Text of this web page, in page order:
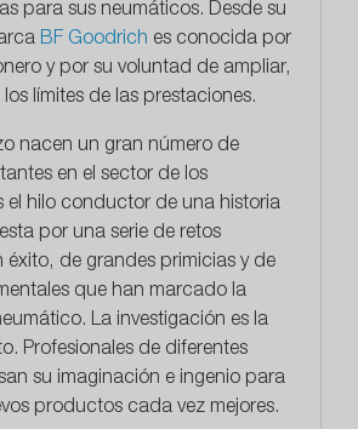
para sus neumáticos. Desde su
BF Goodrich es conocida por
y por su voluntad de ampliar,
límites de las prestaciones.
nacen un gran número de
en el sector de los
el hilo conductor de una historia
por una serie de retos
éxito, de grandes primicias y de
que han marcado la
La investigación es la
Profesionales de diferentes
su imaginación e ingenio para
productos cada vez mejores.